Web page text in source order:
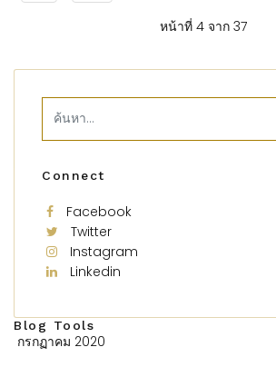
หน้าที่ 4 จาก 37
Connect
Facebook
Twitter
Instagram
Linkedin
Blog Tools
กรกฏาคม 2020